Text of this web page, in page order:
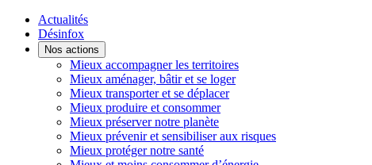
Actualités
Désinfox
Nos actions
Mieux accompagner les territoires
Mieux aménager, bâtir et se loger
Mieux transporter et se déplacer
Mieux produire et consommer
Mieux préserver notre planète
Mieux prévenir et sensibiliser aux risques
Mieux protéger notre santé